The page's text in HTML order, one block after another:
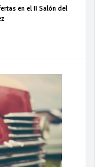
en el II Salón del